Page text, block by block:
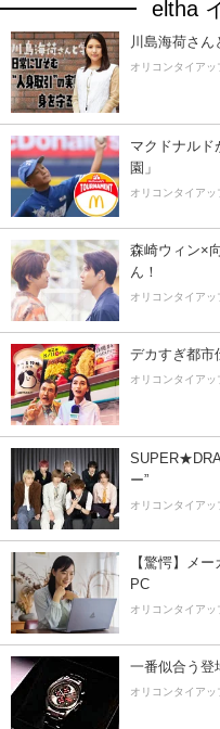
eltha
川島海荷さん
オリコンタイアッ
マクドナルド
園」
オリコンタイアッ
森崎ウィン×
ん！
オリコンタイアッ
デカすぎ都市
オリコンタイアッ
ー”
オリコンタイアッ
【驚愕】メ
PC
オリコンタイアッ
一番似合う
オリコンタイアッ